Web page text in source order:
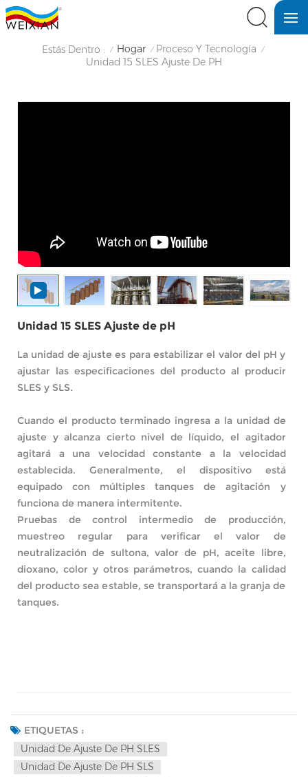
Estás Dentro : / Hogar / Proceso Y Tecnología /
Unidad 15 SLES Ajuste De PH
Unidad 15 SLES Ajuste de pH
La unidad de ajuste es para estabilizar el valor del pH y
ajustar las especificaciones del producto al producir
SLES y SLS.
Cuando el producto terminado ingresa a la unidad de
ajuste y alcanza cierto nivel de líquido, el agitador
agitará a una velocidad constante a la velocidad
establecida. Generalmente, el dispositivo está
equipado con múltiples tanques de agitación y
funciona de manera intermitente.
Pruebas de control intermedio de producción,
muestreo regular para verificar el valor de
neutralización de sultona, valor de pH, aceite libre,
dioxano, color y otros parámetros, cuando la calidad
del producto sea estable, se transportará a la granja de
tanques.
ETIQUETAS :
Unidad De Ajuste De PH SLES
Unidad De Ajuste De PH SLS